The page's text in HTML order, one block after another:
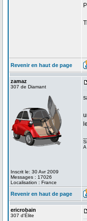
Revenir en haut de page
zamaz
307 de Diamant
Inscrit le: 30 Avr 2009
Messages : 17026
Localisation : France
Revenir en haut de page
ericrobain
307 d'Élite